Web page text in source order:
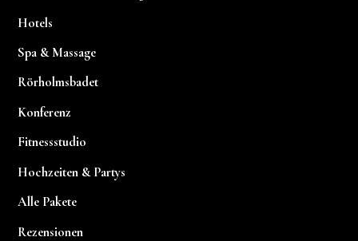
Hotels
Spa & Massage
Rörholmsbadet
Konferenz
Fitnessstudio
Hochzeiten & Partys
Alle Pakete
Rezensionen